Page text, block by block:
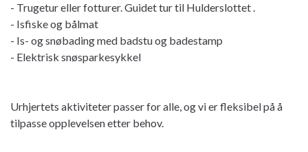
- Trugetur eller fotturer. Guidet tur til Hulderslottet .
- Isfiske og bålmat
- Is- og snøbading med badstu og badestamp
- Elektrisk snøsparkesykkel
Urhjertets aktiviteter passer for alle, og vi er fleksibel på å
tilpasse opplevelsen etter behov.